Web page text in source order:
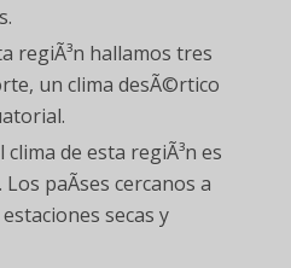
regiÃ³n hallamos tres
un clima desÃ©rtico
clima de esta regiÃ³n es
paÃ­ses cercanos a
secas y